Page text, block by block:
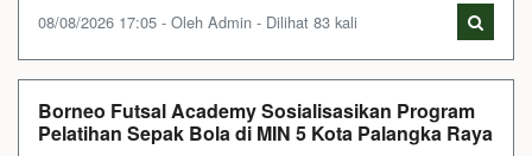
08/08/2026 17:05 - Oleh Admin - Dilihat 83 kali
Borneo Futsal Academy Sosialisasikan Program
Pelatihan Sepak Bola di MIN 5 Kota Palangka Raya